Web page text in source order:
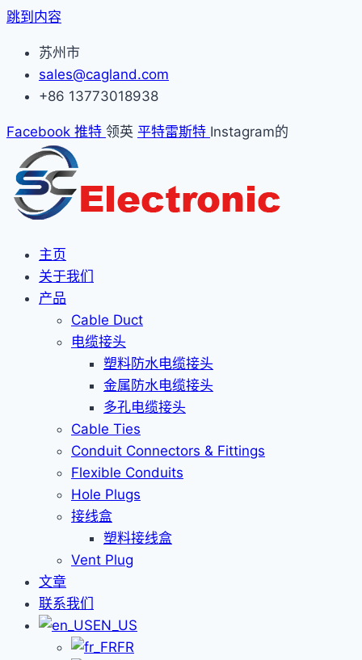
跳到内容
苏州市
sales@cagland.com
+86 13773018938
Facebook 推特 领英 平特雷斯特 Instagram的
主页
关于我们
产品
Cable Duct
电缆接头
塑料防水电缆接头
金属防水电缆接头
多孔电缆接头
Cable Ties
Conduit Connectors & Fittings
Flexible Conduits
Hole Plugs
接线盒
塑料接线盒
Vent Plug
文章
联系我们
EN_US
FR